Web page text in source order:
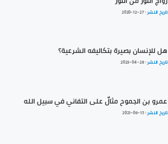
تاريخ النشر :2020-12-27
هل للإنسان بصيرة بتكاليفه الشرعية؟
تاريخ النشر :2023-04-28
عمرو بن الجموح مثالٌ على التفاني في سبيل الله
تاريخ النشر :2021-06-15